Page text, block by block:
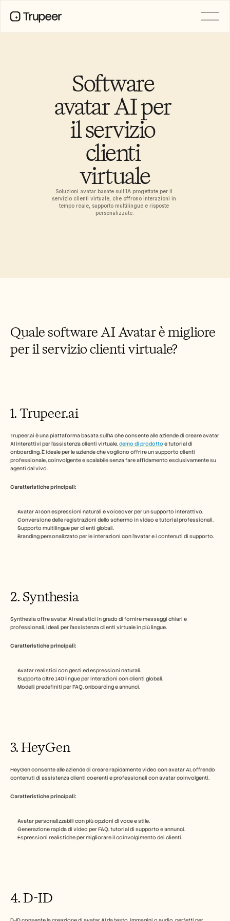
Software
avatar AI per
il servizio
clienti
virtuale
Soluzioni avatar basate sull’IA progettate per il
servizio clienti virtuale, che offrono interazioni in
tempo reale, supporto multilingue e risposte
personalizzate.
Quale software AI Avatar è migliore
per il servizio clienti virtuale?
1. Trupeer.ai
Trupeer.ai è una piattaforma basata sull'IA che consente alle aziende di creare avatar
AI interattivi per l'assistenza clienti virtuale, demo di prodotto e tutorial di
onboarding. È ideale per le aziende che vogliono offrire un supporto clienti
professionale, coinvolgente e scalabile senza fare affidamento esclusivamente su
agenti dal vivo.
Caratteristiche principali:
Avatar AI con espressioni naturali e voiceover per un supporto interattivo.
Conversione delle registrazioni dello schermo in video e tutorial professionali.
Supporto multilingue per clienti globali.
Branding personalizzato per le interazioni con l'avatar e i contenuti di supporto.
2. Synthesia
Synthesia offre avatar AI realistici in grado di fornire messaggi chiari e
professionali, ideali per l'assistenza clienti virtuale in più lingue.
Caratteristiche principali:
Avatar realistici con gesti ed espressioni naturali.
Supporta oltre 140 lingue per interazioni con clienti globali.
Modelli predefiniti per FAQ, onboarding e annunci.
3. HeyGen
HeyGen consente alle aziende di creare rapidamente video con avatar AI, offrendo
contenuti di assistenza clienti coerenti e professionali con avatar coinvolgenti.
Caratteristiche principali:
Avatar personalizzabili con più opzioni di voce e stile.
Generazione rapida di video per FAQ, tutorial di supporto e annunci.
Espressioni realistiche per migliorare il coinvolgimento dei clienti.
4. D-ID
Centro assistenza
Prezzi
Carriere
Base di conoscenza
Kit del marchio
Registrazione dello schermo AI
Campioni del cambiamento con
Centro di fiducia
Successo del cliente
Formazione
See more
Inizia la prova gratuita